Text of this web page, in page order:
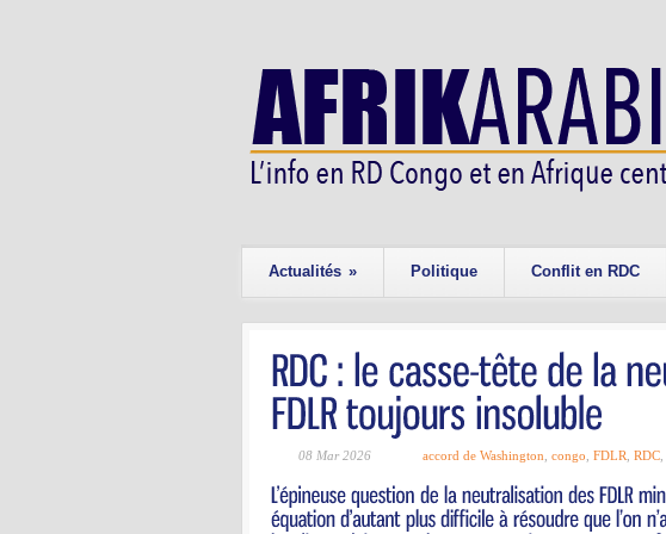
Actualités » Politique Conflit en RDC
08 Mar 2026 accord de Washington congo FDLR RDC